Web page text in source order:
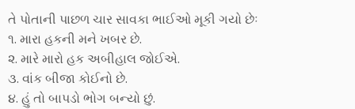
તે પોતાની પાછળ ચાર સાવકા ભાઈઓ મૂકી ગયો છેઃ
૧. મારા હકની મને ખબર છે.
૨. મારે મારો હક અબીહાલ જોઈએ.
૩. વાંક બીજા કોઈનો છે.
૪. હું તો બાપડો ભોગ બન્યો છું.